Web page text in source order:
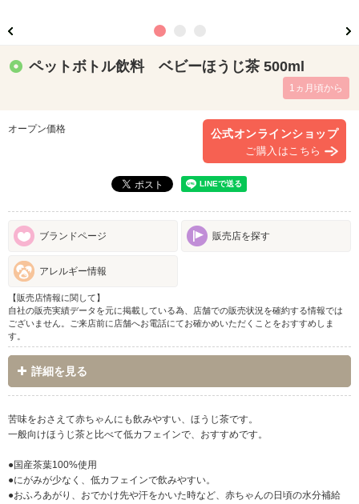
ペットボトル飲料 ベビーほうじ茶 500ml
1ヵ月頃から
オープン価格 公式オンラインショップ
ご購入はこちら
ブランドページ 販売店を探す
アレルギー情報
【販売店情報に関して】
自社の販売実績データを元に掲載している為、店舗での販売状況を確約する情報では
ございません。ご来店前に店舗へお電話にてお確かめいただくことをおすすめしま
す。
詳細を見る
苦味をおさえて赤ちゃんにも飲みやすい、ほうじ茶です。
一般向けほうじ茶と比べて低カフェインで、おすすめです。
●国産茶葉100%使用
●にがみが少なく、低カフェインで飲みやすい。
●おふろあがり、おでかけ先や汗をかいた時など、赤ちゃんの日頃の水分補給